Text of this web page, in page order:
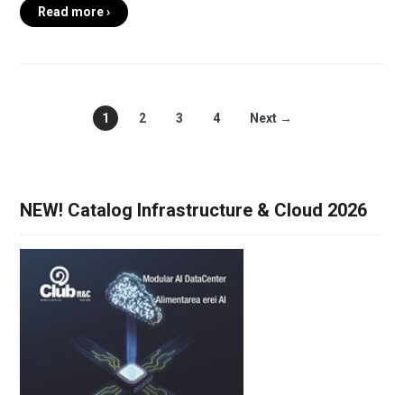
Read more ›
1 2 3 4 Next →
NEW! Catalog Infrastructure & Cloud 2026